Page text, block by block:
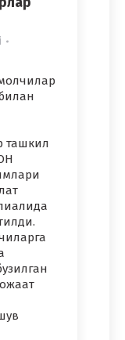
ташкил